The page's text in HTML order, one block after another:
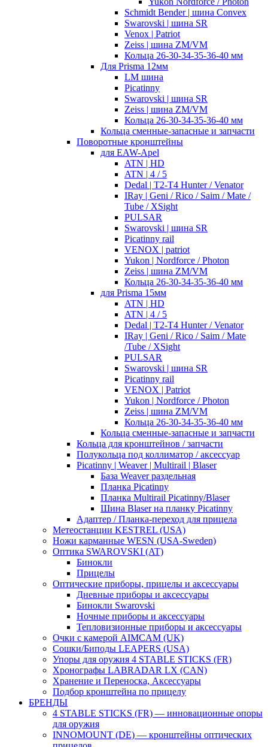
Schmidt Bender | шина Convex
Swarovski | шина SR
Venox | Patriot
Zeiss | шина ZM/VM
Кольца 26-30-34-35-36-40 мм
Для Prisma 12мм
LM шина
Picatinny
Swarovski | шина SR
Zeiss | шина ZM/VM
Кольца 26-30-34-35-36-40 мм
Кольца сменные-запасные и запчасти
Поворотные кронштейны
для EAW-Apel
ATN | HD
ATN | 4 / 5
Dedal | T2-T4 Hunter / Venator
IRay | Geni / Rico / Saim / Mate /
Tube / XSight
PULSAR
Swarovski | шина SR
Picatinny rail
VENOX | patriot
Yukon | Nordforce / Photon
Zeiss | шина ZM/VM
Кольца 26-30-34-35-36-40 мм
для Prisma 15мм
ATN | HD
ATN | 4 / 5
Dedal | T2-T4 Hunter / Venator
IRay | Geni / Rico / Saim / Mate
/Tube / XSight
PULSAR
Swarovski | шина SR
Picatinny rail
VENOX | Patriot
Yukon | Nordforce / Photon
Zeiss | шина ZM/VM
Кольца 26-30-34-35-36-40 мм
Кольца сменные-запасные и запчасти
Кольца для кронштейнов / запчасти
Полукольца под коллиматор / аксессуар
Picatinny | Weaver | Multirail | Blaser
База Weaver раздельная
Планка Picatinny
Планка Multirail Picatinny/Blaser
Шина Blaser на планку Picatinny
Адаптер / Планка-переход для прицела
Метеостанции KESTREL (USA)
Ножи карманные WESN (USA-Sweden)
Оптика SWAROVSKI (AT)
Бинокли
Прицелы
Оптические приборы, прицелы и аксессуары
Дневные приборы и аксессуары
Бинокли Swarovski
Ночные приборы и аксессуары
Тепловизионные приборы и аксессуары
Очки с камерой AIMCAM (UK)
Сошки/Биподы LEAPERS (USA)
Упоры для оружия 4 STABLE STICKS (FR)
Хронографы LABRADAR LX (CAN)
Хранение и Переноска, Аксессуары
Подбор кронштейна по прицелу
БРЕНДЫ
4 STABLE STICKS (FR) — инновационные опоры
для оружия
INNOMOUNT (DE) — кронштейны оптических